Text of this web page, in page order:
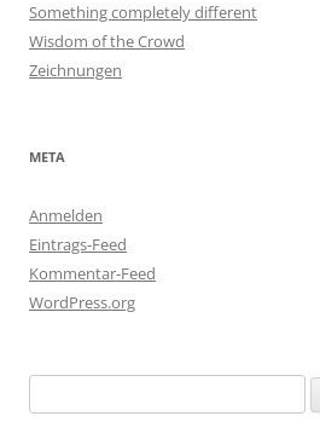
Something completely different
Wisdom of the Crowd
Zeichnungen
META
Anmelden
Eintrags-Feed
Kommentar-Feed
WordPress.org
nach: